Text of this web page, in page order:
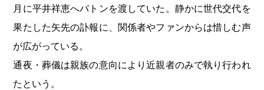
月に平井祥恵へバトンを渡していた。静かに世代交代を
果たした矢先の訃報に、関係者やファンからは惜しむ声
が広がっている。
通夜・葬儀は親族の意向により近親者のみで執り行われ
たという。